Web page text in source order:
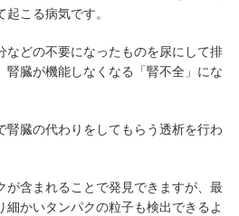
こる病気です。
などの不要になったものを尿にして排
腎臓が機能しなくなる「腎不全」にな
腎臓の代わりをしてもらう透析を行わ
が含まれることで発見できますが、最
かいタンパクの粒子も検出できるよ